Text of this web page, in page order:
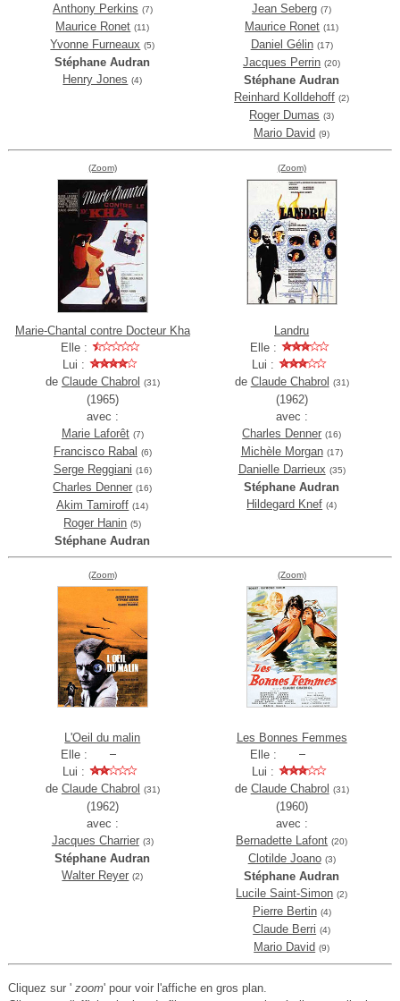
Anthony Perkins (7)
Maurice Ronet (11)
Yvonne Furneaux (5)
Stéphane Audran
Henry Jones (4)
Jean Seberg (7)
Maurice Ronet (11)
Daniel Gélin (17)
Jacques Perrin (20)
Stéphane Audran
Reinhard Kolldehoff (2)
Roger Dumas (3)
Mario David (9)
(Zoom)
Marie-Chantal contre Docteur Kha
Elle :
Lui :
de Claude Chabrol (31)
(1965)
avec :
Marie Laforêt (7)
Francisco Rabal (6)
Serge Reggiani (16)
Charles Denner (16)
Akim Tamiroff (14)
Roger Hanin (5)
Stéphane Audran
(Zoom)
Landru
Elle :
Lui :
de Claude Chabrol (31)
(1962)
avec :
Charles Denner (16)
Michèle Morgan (17)
Danielle Darrieux (35)
Stéphane Audran
Hildegard Knef (4)
(Zoom)
L'Oeil du malin
Elle :
Lui :
de Claude Chabrol (31)
(1962)
avec :
Jacques Charrier (3)
Stéphane Audran
Walter Reyer (2)
(Zoom)
Les Bonnes Femmes
Elle :
Lui :
de Claude Chabrol (31)
(1960)
avec :
Bernadette Lafont (20)
Clotilde Joano (3)
Stéphane Audran
Lucile Saint-Simon (2)
Pierre Bertin (4)
Claude Berri (4)
Mario David (9)
Cliquez sur ' zoom' pour voir l'affiche en gros plan.